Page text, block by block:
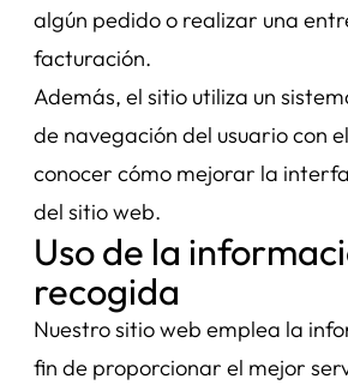
algún pedido o realizar una
facturación.
Además, el sitio utiliza un
de navegación del usuario con
conocer cómo mejorar la
del sitio web.
Uso de la
recogida
Nuestro sitio web emplea la
fin de proporcionar el mejor